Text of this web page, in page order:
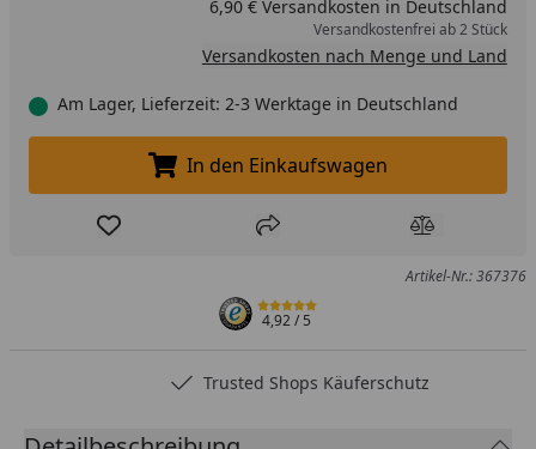
6,90 € Versandkosten in Deutschland
Versandkostenfrei ab 2 Stück
Versandkosten nach Menge und Land
Am Lager, Lieferzeit: 2-3 Werktage in Deutschland
In den Einkaufswagen legen
In den Einkaufswagen
Produkt zur Wunschliste hinzufügen
Teilen Produkt
Artikel-Nr.: 367376
4,92/ 5
Trusted Shops Käuferschutz